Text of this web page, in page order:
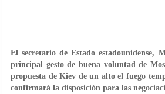
El secretario de Estado estadounidense,
principal gesto de buena voluntad de
propuesta de Kiev de un alto el fuego
confirmará la disposición para las